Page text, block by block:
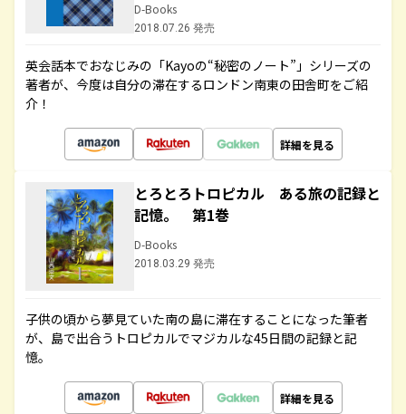
D-Books
2018.07.26 発売
英会話本でおなじみの「Kayoの“秘密のノート”」シリーズの
著者が、今度は自分の滞在するロンドン南東の田舎町をご紹
介！
詳細を見る
とろとろトロピカル ある旅の記録と
記憶。 第1巻
D-Books
2018.03.29 発売
子供の頃から夢見ていた南の島に滞在することになった筆者
が、島で出合うトロピカルでマジカルな45日間の記録と記
憶。
詳細を見る